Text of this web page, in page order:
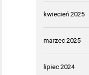
kwiecień 2025
marzec 2025
lipiec 2024